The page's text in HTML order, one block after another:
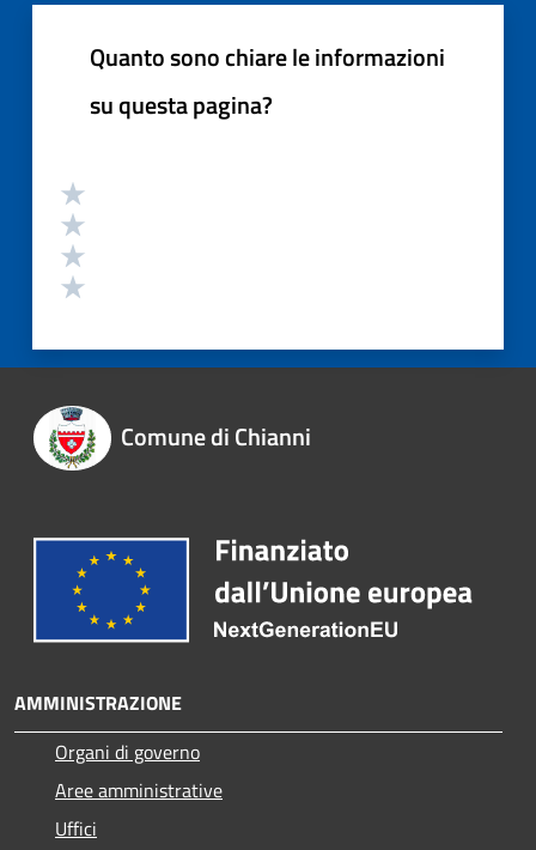
Quanto sono chiare le informazioni
su questa pagina?
Comune di Chianni
AMMINISTRAZIONE
Organi di governo
Aree amministrative
Uffici